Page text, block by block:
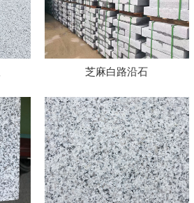
芝麻白路沿石